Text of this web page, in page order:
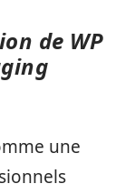
de WP
une